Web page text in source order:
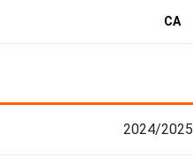
CA
2024/2025